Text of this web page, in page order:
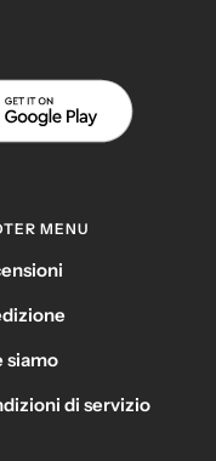
MENU
siamo
di servizio